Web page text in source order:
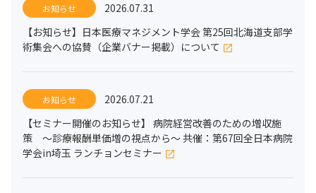
お知らせ
2026.07.31
【お知らせ】日本医療マネジメント学会 第25回北海道支部学
術集会への協賛（企業バナー掲載）について
お知らせ
2026.07.21
【セミナー開催のお知らせ】 病院経営改善のための増収施
策 ～診療報酬単価増の視点から～ 共催：第67回全日本病院
学会in埼玉 ランチョンセミナー